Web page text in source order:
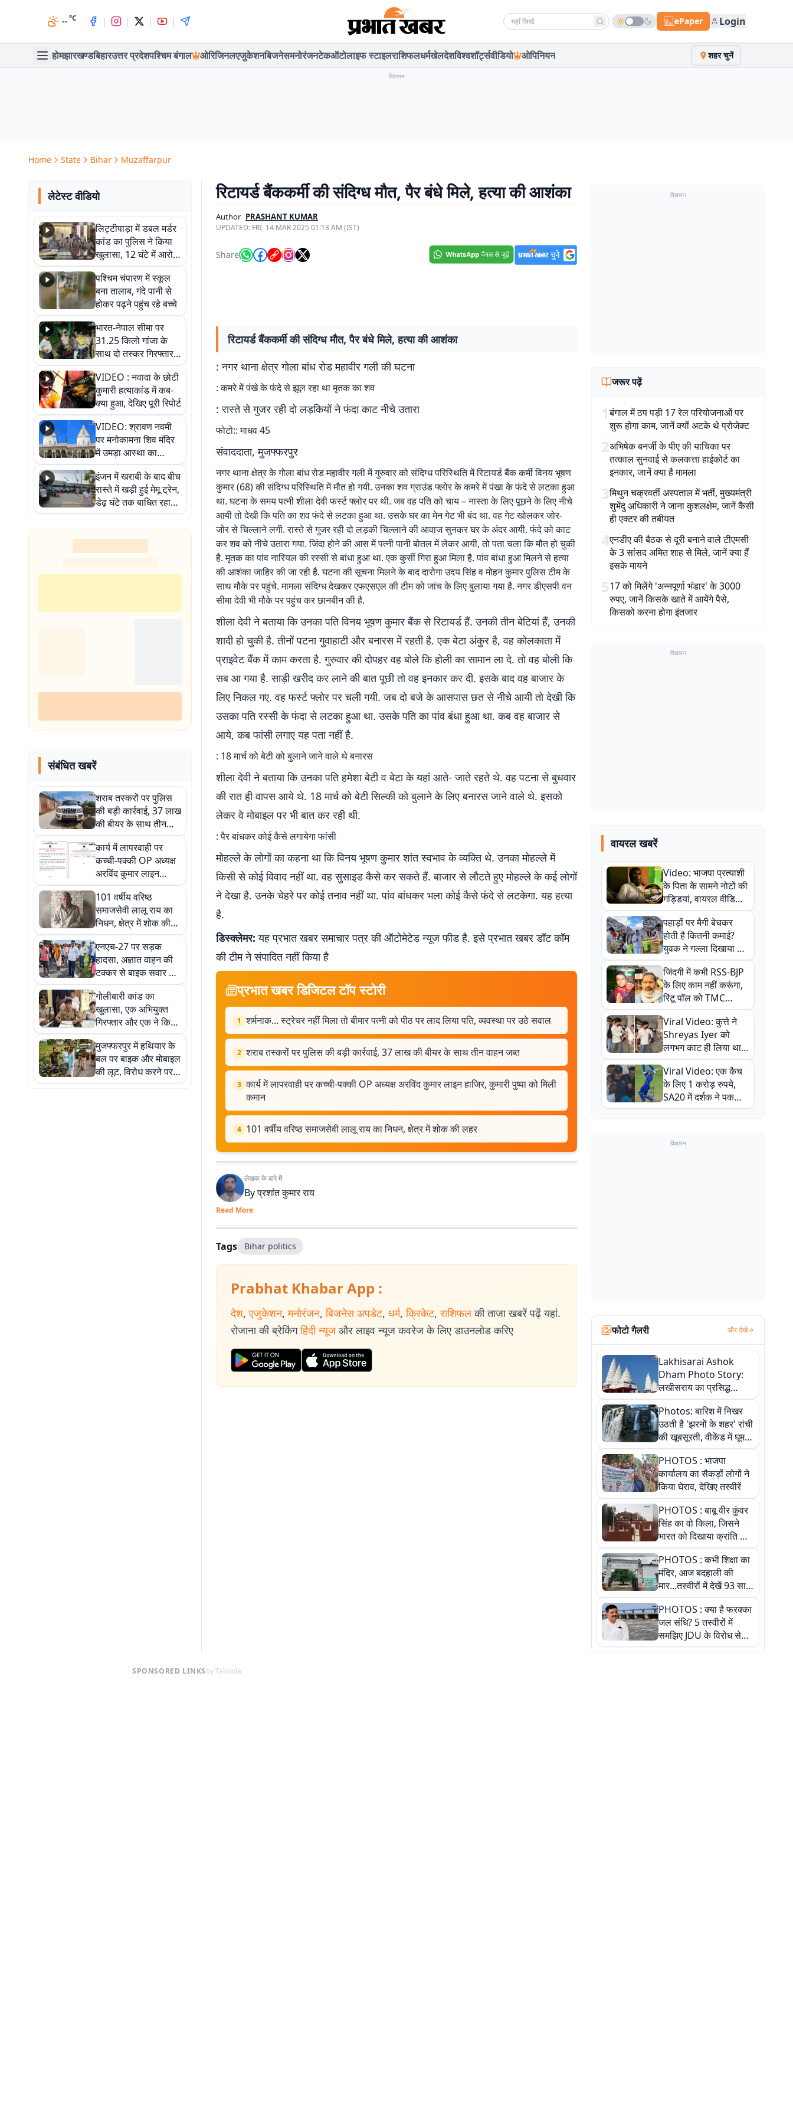
--°C | | | | Search news ePaper Login
होमझारखण्डबिहारउत्तर प्रदेशपश्चिम बंगाल ओरिजिनलएजुकेशनबिजनेसमनोरंजनटेकऑटोलाइफ स्टाइलराशिफलधर्मखेलदेशविश्वशॉर्ट्सवीडियो ओपिनियन शहर चुनें
विज्ञापन
Home State Bihar Muzaffarpur
लेटेस्ट वीडियो
लिट्टीपाड़ा में डबल मर्डर
कांड का पुलिस ने किया
खुलासा, 12 घंटे में आरोपी
गिरफ्तार
पश्चिम चंपारण में स्कूल
बना तालाब, गंदे पानी से
होकर पढ़ने पहुंच रहे बच्चे
भारत-नेपाल सीमा पर
31.25 किलो गांजा के
साथ दो तस्कर गिरफ्तार,
नेपाली नंबर की बाइक
जब्त
VIDEO : नवादा के छोटी
कुमारी हत्याकांड में कब-
क्या हुआ, देखिए पूरी रिपोर्ट
VIDEO: श्रावण नवमी
पर मनोकामना शिव मंदिर
में उमड़ा आस्था का
सैलाब, हर-हर महादेव के
जयघोष से गूंजा परिसर
इंजन में खराबी के बाद बीच
रास्ते में खड़ी हुई मेमू ट्रेन,
डेढ़ घंटे तक बाधित रहा
आवागमन
संबंधित खबरें
शराब तस्करों पर पुलिस
की बड़ी कार्रवाई, 37 लाख
की बीयर के साथ तीन
वाहन जब्त
कार्य में लापरवाही पर
कच्‍ची-पक्‍की OP अध्‍यक्ष
अरविंद कुमार लाइन
हाजिर, कुमारी पुष्पा को
मिली कमान
101 वर्षीय वरिष्ठ
समाजसेवी लालू राय का
निधन, क्षेत्र में शोक की
लहर
एनएच-27 पर सड़क
हादसा, अज्ञात वाहन की
टक्कर से बाइक सवार की
मौत
गोलीबारी कांड का
खुलासा, एक अभियुक्त
गिरफ्तार और एक ने किया
सरेंडर
मुजफ्फरपुर में हथियार के
बल पर बाइक और मोबाइल
की लूट, विरोध करने पर
की मारपीट
रिटायर्ड बैंककर्मी की संदिग्ध मौत, पैर बंधे मिले, हत्या की आशंका
Author PRASHANT KUMAR
UPDATED: FRI, 14 MAR 2025 01:13 AM (IST)
Share
रिटायर्ड बैंककर्मी की संदिग्ध मौत, पैर बंधे मिले, हत्या की आशंका
: नगर थाना क्षेत्र गोला बांध रोड महावीर गली की घटना
: कमरे में पंखे के फंदे से झूल रहा था मृतक का शव
: रास्ते से गुजर रही दो लड़कियों ने फंदा काट नीचे उतारा
फोटो:: माधव 45
संवाददाता, मुजफ्फरपुर
नगर थाना क्षेत्र के गोला बांध रोड महावीर गली में गुरुवार को संदिग्ध परिस्थिति में रिटायर्ड बैंक कर्मी विनय भूषण
कुमार (68) की संदिग्ध परिस्थिति में मौत हो गयी. उनका शव ग्राउंड फ्लोर के कमरे में पंखा के फंदे से लटका हुआ
था. घटना के समय पत्नी शीला देवी फर्स्ट फ्लोर पर थी. जब वह पति को चाय – नास्ता के लिए पूछने के लिए नीचे
आयी तो देखी कि पति का शव फंदे से लटका हुआ था. उसके घर का मेन गेट भी बंद था. वह गेट खोलकर जोर-
जोर से चिल्लाने लगी. रास्ते से गुजर रही दो लड़की चिल्लाने की आवाज सुनकर घर के अंदर आयी. फंदे को काट
कर शव को नीचे उतारा गया. जिंदा होने की आस में पत्नी पानी बोतल में लेकर आयी, तो पता चला कि मौत हो चुकी
है. मृतक का पांव नारियल की रस्सी से बांधा हुआ था. एक कुर्सी गिरा हुआ मिला है. पांव बांधा हुआ मिलने से हत्या
की आशंका जाहिर की जा रही है. घटना की सूचना मिलने के बाद दारोगा उदय सिंह व मोहन कुमार पुलिस टीम के
साथ मौके पर पहुंचे. मामला संदिग्ध देखकर एफएसएल की टीम को जांच के लिए बुलाया गया है. नगर डीएसपी वन
सीमा देवी भी मौके पर पहुंच कर छानबीन की है.
शीला देवी ने बताया कि उनका पति विनय भूषण कुमार बैंक से रिटायर्ड हैं. उनकी तीन बेटियां हैं, उनकी
शादी हो चुकी है. तीनों पटना गुवाहाटी और बनारस में रहती है. एक बेटा अंकुर है, वह कोलकाता में
प्राइवेट बैंक में काम करता है. गुरुवार की दोपहर वह बोले कि होली का सामान ला दे. तो वह बोली कि
सब आ गया है. साड़ी खरीद कर लाने की बात पूछी तो वह इनकार कर दी. इसके बाद वह बाजार के
लिए निकल गए. वह फर्स्ट फ्लोर पर चली गयी. जब दो बजे के आसपास छत से नीचे आयी तो देखी कि
उसका पति रस्सी के फंदा से लटका हुआ था. उसके पति का पांव बंधा हुआ था. कब वह बाजार से
आये, कब फांसी लगाए यह पता नहीं है.
: 18 मार्च को बेटी को बुलाने जाने वाले थे बनारस
शीला देवी ने बताया कि उनका पति हमेशा बेटी व बेटा के यहां आते- जाते रहते थे. वह पटना से बुधवार
की रात ही वापस आये थे. 18 मार्च को बेटी सिल्की को बुलाने के लिए बनारस जाने वाले थे. इसको
लेकर वे मोबाइल पर भी बात कर रही थी.
: पैर बांधकर कोई कैसे लगायेगा फांसी
मोहल्ले के लोगों का कहना था कि विनय भूषण कुमार शांत स्वभाव के व्यक्ति थे. उनका मोहल्ले में
किसी से कोई विवाद नहीं था. वह सुसाइड कैसे कर सकते हैं. बाजार से लौटते हुए मोहल्ले के कई लोगों
ने देखा है. उनके चेहरे पर कोई तनाव नहीं था. पांव बांधकर भला कोई कैसे फंदे से लटकेगा. यह हत्या
है.
डिस्क्लेमर: यह प्रभात खबर समाचार पत्र की ऑटोमेटेड न्यूज फीड है. इसे प्रभात खबर डॉट कॉम
की टीम ने संपादित नहीं किया है
प्रभात खबर डिजिटल टॉप स्टोरी
1 शर्मनाक... स्ट्रेचर नहीं मिला तो बीमार पत्नी को पीठ पर लाद लिया पति, व्यवस्था पर उठे सवाल
2 शराब तस्करों पर पुलिस की बड़ी कार्रवाई, 37 लाख की बीयर के साथ तीन वाहन जब्त
3 कार्य में लापरवाही पर कच्‍ची-पक्‍की OP अध्‍यक्ष अरविंद कुमार लाइन हाजिर, कुमारी पुष्पा को मिली
कमान
4 101 वर्षीय वरिष्ठ समाजसेवी लालू राय का निधन, क्षेत्र में शोक की लहर
लेखक के बारे में
Byप्रशांत कुमार राय
Read More
Tags Bihar politics
Prabhat Khabar App :
देश, एजुकेशन, मनोरंजन, बिजनेस अपडेट, धर्म, क्रिकेट, राशिफल की ताजा खबरें पढ़ें यहां.
रोजाना की ब्रेकिंग हिंदी न्यूज और लाइव न्यूज कवरेज के लिए डाउनलोड करिए
विज्ञापन
जरूर पढ़ें
1बंगाल में ठप पड़ी 17 रेल परियोजनाओं पर
शुरू होगा काम, जानें क्यों अटके थे प्रोजेक्ट
2अभिषेक बनर्जी के पीए की याचिका पर
तत्काल सुनवाई से कलकत्ता हाईकोर्ट का
इनकार, जानें क्या है मामला
3मिथुन चक्रवर्ती अस्पताल में भर्ती, मुख्यमंत्री
शुभेंदु अधिकारी ने जाना कुशलक्षेम, जानें कैसी
ही एक्टर की तबीयत
4एनडीए की बैठक से दूरी बनाने वाले टीएमसी
के 3 सांसद अमित शाह से मिले, जानें क्या हैं
इसके मायने
517 को मिलेंगे 'अन्नपूर्णा भंडार' के 3000
रुपए, जानें किसके खाते में आयेंगे पैसे,
किसको करना होगा इंतजार
विज्ञापन
वायरल खबरें
Video: भाजपा प्रत्याशी
के पिता के सामने नोटों की
गड्डियां, वायरल वीडियो
से राजनीति में उबाल,
अजित महतो बोले- TMC
की गंदी चाल
पहाड़ों पर मैगी बेचकर
होती है कितनी कमाई?
युवक ने गल्ला दिखाया तो
नौकरी वालों के खड़े हो गए
कान
जिंदगी में कभी RSS-BJP
के लिए काम नहीं करूंगा,
रिंटू पॉल को TMC
ऑफिस में ले जाकर पीटा,
Video वायरल
Viral Video: कुत्ते ने
Shreyas Iyer को
लगभग काट ही लिया था,
न्यूजीलैंड सीरीज से पहले
बाल-बाल बचे
Viral Video: एक कैच
के लिए 1 करोड़ रुपये,
SA20 में दर्शक ने पकड़ा
एक हाथ से गजब का कैच
विज्ञापन
फोटो गैलरी और देखें
Lakhisarai Ashok
Dham Photo Story:
लखीसराय का प्रसिद्ध
अशोक धाम—आस्था,
श्रृंगार, अनुष्ठान और
अलौकिक संध्या आरती के
विहंगम दृश्य
Photos: बारिश में निखर
उठती है 'झरनों के शहर' रांची
की खूबसूरती, वीकेंड में घूम
आएं ये 5 वादियां
PHOTOS : भाजपा
कार्यालय का सैकड़ों लोगों ने
किया घेराव, देखिए तस्वीरें
PHOTOS : बाबू वीर कुंवर
सिंह का वो किला, जिसने
भारत को दिखाया क्रांति का
रास्ता: तस्वीरों में देखिए
PHOTOS : कभी शिक्षा का
मंदिर, आज बदहाली की
मार...तस्वीरों में देखें 93 साल
पुराने इस हाई स्कूल की
हकीकत
PHOTOS : क्या है फरक्का
जल संधि? 5 तस्वीरों में
समझिए JDU के विरोध से
लेकर बिहार पर असर तक
SPONSORED LINKSby Taboola